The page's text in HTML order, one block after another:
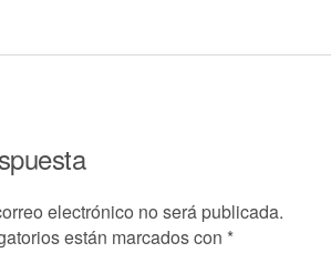
electrónico no será publicada.
están marcados con *